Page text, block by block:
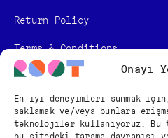
Onayı
En iyi deneyimleri sunmak
saklamak ve/veya bunlara
teknolojiler kullanıyoruz. Bu
Return Policy
Terms & Conditions
Personal Data Protection
Distance Sales Contract